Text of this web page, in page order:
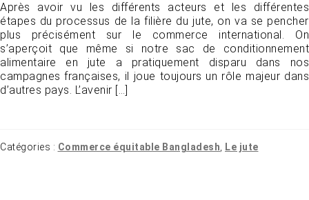
Après avoir vu les différents acteurs et les différentes
étapes du processus de la filière du jute, on va se pencher
plus précisément sur le commerce international. On
s’aperçoit que même si notre sac de conditionnement
alimentaire en jute a pratiquement disparu dans nos
campagnes françaises, il joue toujours un rôle majeur dans
d’autres pays. L’avenir […]
Catégories : Commerce équitable Bangladesh Le jute